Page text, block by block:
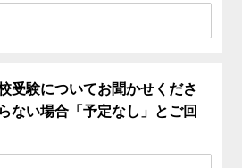
受験についてお聞かせくださ
ない場合「予定なし」とご回